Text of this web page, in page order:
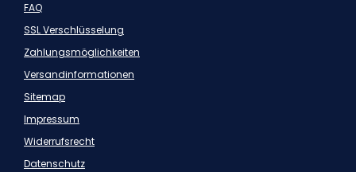
FAQ
SSL Verschlüsselung
Zahlungsmöglichkeiten
Versandinformationen
Sitemap
Impressum
Widerrufsrecht
Datenschutz